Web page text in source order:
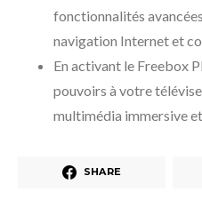
fonctionnalités
navigation Internet et
En activant le Freebox
pouvoirs à votre
multimédia immersive
SHARE